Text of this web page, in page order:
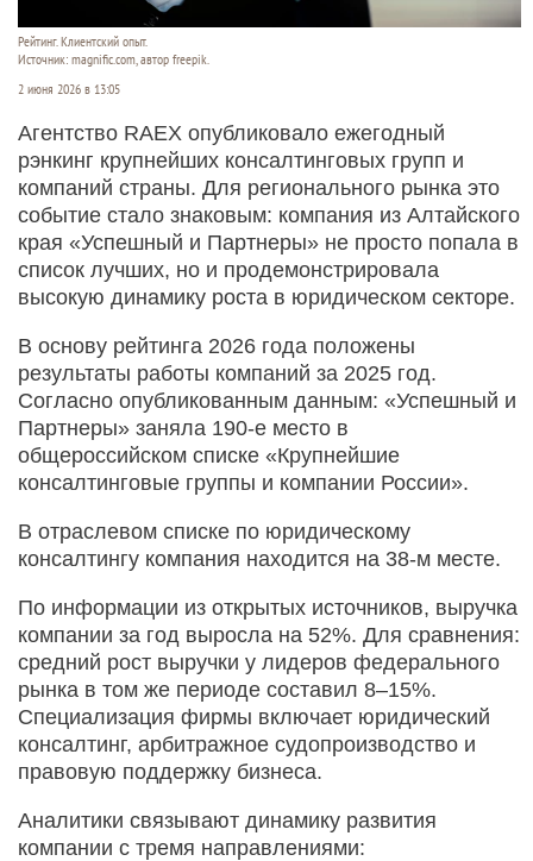
Рейтинг. Клиентский опыт.
Источник: magnific.com, автор freepik.
2 июня 2026 в 13:05
Агентство RAEX опубликовало ежегодный
рэнкинг крупнейших консалтинговых групп и
компаний страны. Для регионального рынка это
событие стало знаковым: компания из Алтайского
края «Успешный и Партнеры» не просто попала в
список лучших, но и продемонстрировала
высокую динамику роста в юридическом секторе.
В основу рейтинга 2026 года положены
результаты работы компаний за 2025 год.
Согласно опубликованным данным: «Успешный и
Партнеры» заняла 190-е место в
общероссийском списке «Крупнейшие
консалтинговые группы и компании России».
В отраслевом списке по юридическому
консалтингу компания находится на 38-м месте.
По информации из открытых источников, выручка
компании за год выросла на 52%. Для сравнения:
средний рост выручки у лидеров федерального
рынка в том же периоде составил 8–15%.
Специализация фирмы включает юридический
консалтинг, арбитражное судопроизводство и
правовую поддержку бизнеса.
Аналитики связывают динамику развития
компании с тремя направлениями: